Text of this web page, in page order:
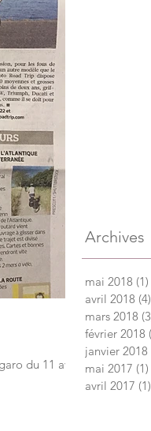
du 11 avril
Archives
mai 2018 (1)
avril 2018 (4)
mars 2018
février 2018
janvier 2018
mai 2017 (1)
avril 2017 (1)